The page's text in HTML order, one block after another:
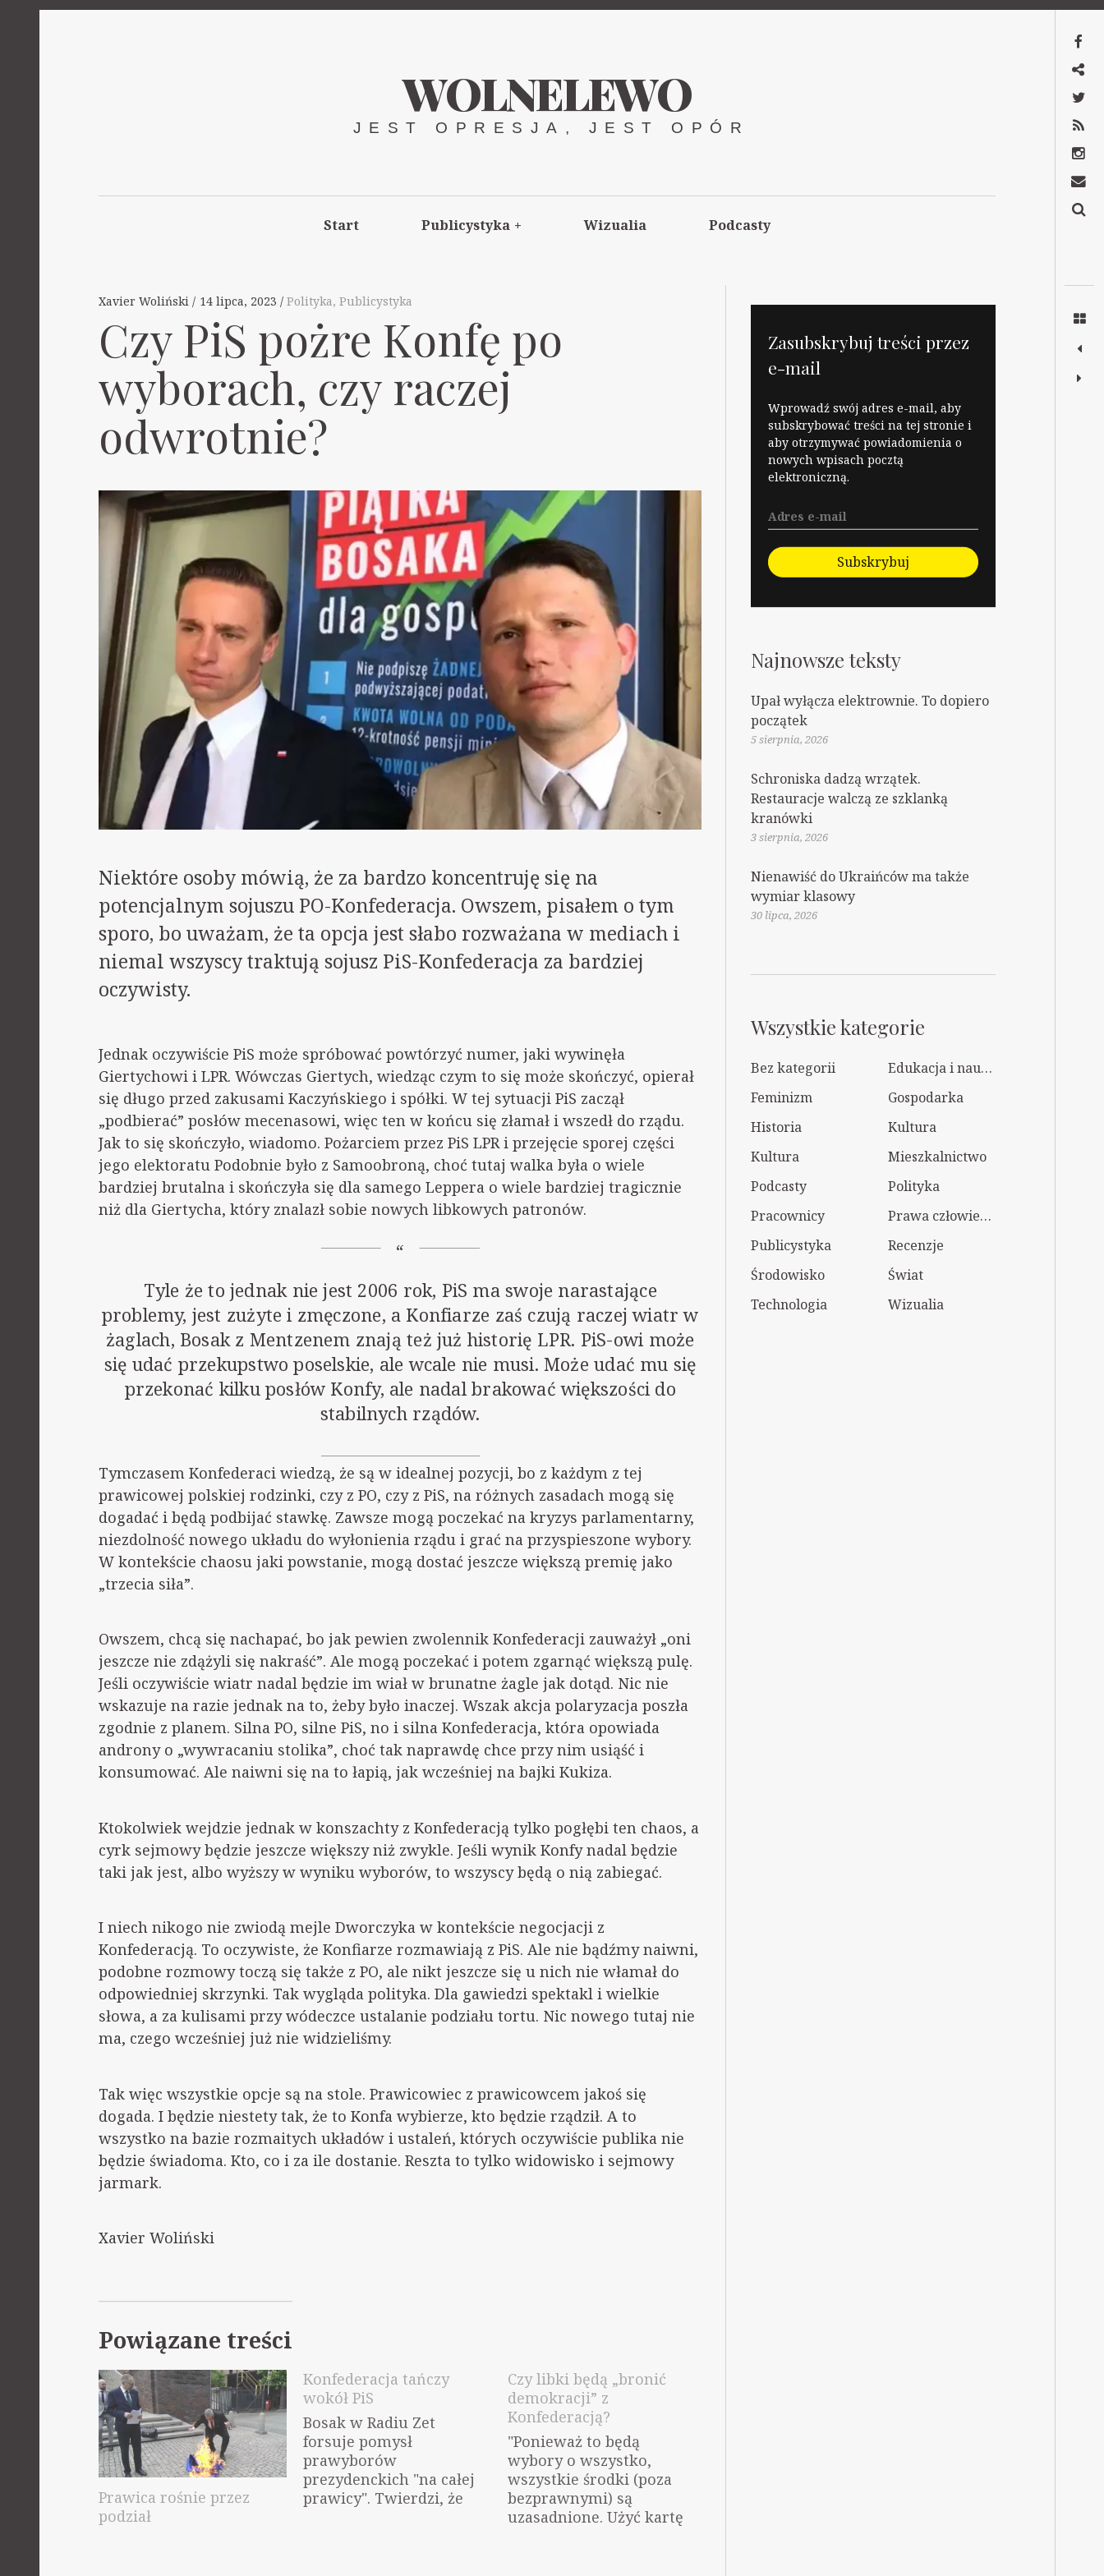
WOLNELEWO
JEST OPRESJA, JEST OPÓR
Start Publicystyka + Wizualia Podcasty
Xavier Woliński 14 lipca, 2023 Polityka, Publicystyka
Czy PiS pożre Konfę po
wyborach, czy raczej
odwrotnie?
Niektóre osoby mówią, że za bardzo koncentruję się na
potencjalnym sojuszu PO-Konfederacja. Owszem, pisałem o tym
sporo, bo uważam, że ta opcja jest słabo rozważana w mediach i
niemal wszyscy traktują sojusz PiS-Konfederacja za bardziej
oczywisty.
Jednak oczywiście PiS może spróbować powtórzyć numer, jaki wywinęła
Giertychowi i LPR. Wówczas Giertych, wiedząc czym to się może skończyć, opierał
się długo przed zakusami Kaczyńskiego i spółki. W tej sytuacji PiS zaczął
„podbierać” posłów mecenasowi, więc ten w końcu się złamał i wszedł do rządu.
Jak to się skończyło, wiadomo. Pożarciem przez PiS LPR i przejęcie sporej części
jego elektoratu Podobnie było z Samoobroną, choć tutaj walka była o wiele
bardziej brutalna i skończyła się dla samego Leppera o wiele bardziej tragicznie
niż dla Giertycha, który znalazł sobie nowych libkowych patronów.
Tyle że to jednak nie jest 2006 rok, PiS ma swoje narastające
problemy, jest zużyte i zmęczone, a Konfiarze zaś czują raczej wiatr w
żaglach, Bosak z Mentzenem znają też już historię LPR. PiS-owi może
się udać przekupstwo poselskie, ale wcale nie musi. Może udać mu się
przekonać kilku posłów Konfy, ale nadal brakować większości do
stabilnych rządów.
Tymczasem Konfederaci wiedzą, że są w idealnej pozycji, bo z każdym z tej
prawicowej polskiej rodzinki, czy z PO, czy z PiS, na różnych zasadach mogą się
dogadać i będą podbijać stawkę. Zawsze mogą poczekać na kryzys parlamentarny,
niezdolność nowego układu do wyłonienia rządu i grać na przyspieszone wybory.
W kontekście chaosu jaki powstanie, mogą dostać jeszcze większą premię jako
„trzecia siła”.
Owszem, chcą się nachapać, bo jak pewien zwolennik Konfederacji zauważył „oni
jeszcze nie zdążyli się nakraść”. Ale mogą poczekać i potem zgarnąć większą pulę.
Jeśli oczywiście wiatr nadal będzie im wiał w brunatne żagle jak dotąd. Nic nie
wskazuje na razie jednak na to, żeby było inaczej. Wszak akcja polaryzacja poszła
zgodnie z planem. Silna PO, silne PiS, no i silna Konfederacja, która opowiada
androny o „wywracaniu stolika”, choć tak naprawdę chce przy nim usiąść i
konsumować. Ale naiwni się na to łapią, jak wcześniej na bajki Kukiza.
Ktokolwiek wejdzie jednak w konszachty z Konfederacją tylko pogłębi ten chaos, a
cyrk sejmowy będzie jeszcze większy niż zwykle. Jeśli wynik Konfy nadal będzie
taki jak jest, albo wyższy w wyniku wyborów, to wszyscy będą o nią zabiegać.
I niech nikogo nie zwiodą mejle Dworczyka w kontekście negocjacji z
Konfederacją. To oczywiste, że Konfiarze rozmawiają z PiS. Ale nie bądźmy naiwni,
podobne rozmowy toczą się także z PO, ale nikt jeszcze się u nich nie włamał do
odpowiedniej skrzynki. Tak wygląda polityka. Dla gawiedzi spektakl i wielkie
słowa, a za kulisami przy wódeczce ustalanie podziału tortu. Nic nowego tutaj nie
ma, czego wcześniej już nie widzieliśmy.
Tak więc wszystkie opcje są na stole. Prawicowiec z prawicowcem jakoś się
dogada. I będzie niestety tak, że to Konfa wybierze, kto będzie rządził. A to
wszystko na bazie rozmaitych układów i ustaleń, których oczywiście publika nie
będzie świadoma. Kto, co i za ile dostanie. Reszta to tylko widowisko i sejmowy
jarmark.
Xavier Woliński
Powiązane treści
Prawica rośnie przez
podział
Konfederacja tańczy
wokół PiS
Bosak w Radiu Zet
forsuje pomysł
prawyborów
prezydenckich "na całej
prawicy". Twierdzi, że
Czy libki będą „bronić
demokracji” z
Konfederacją?
"Ponieważ to będą
wybory o wszystko,
wszystkie środki (poza
bezprawnymi) są
uzasadnione. Użyć kartę
Zasubskrybuj treści przez
e-mail
Wprowadź swój adres e-mail, aby
subskrybować treści na tej stronie i
aby otrzymywać powiadomienia o
nowych wpisach pocztą
elektroniczną.
Subskrybuj
Najnowsze teksty
Upał wyłącza elektrownie. To dopiero
początek
5 sierpnia, 2026
Schroniska dadzą wrzątek.
Restauracje walczą ze szklanką
kranówki
3 sierpnia, 2026
Nienawiść do Ukraińców ma także
wymiar klasowy
30 lipca, 2026
Wszystkie kategorie
Bez kategorii
Edukacja i nauka
Feminizm
Gospodarka
Historia
Kultura
Kultura
Mieszkalnictwo
Podcasty
Polityka
Pracownicy
Prawa człowieka
Publicystyka
Recenzje
Środowisko
Świat
Technologia
Wizualia